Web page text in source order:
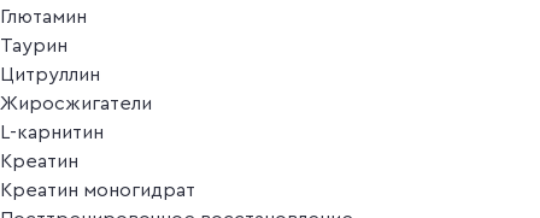
Глютамин
Таурин
Цитруллин
Жиросжигатели
L-карнитин
Креатин
Креатин моногидрат